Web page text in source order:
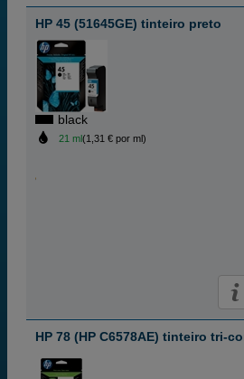
HP 45 (51645GE) tinteiro preto
black
21 ml(1,31 € por ml)
HP 78 (HP C6578AE) tinteiro tri-